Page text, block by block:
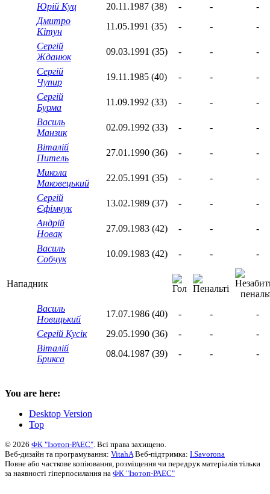
Юрій Куц
20.11.1987 (38) - -
-
Дмитро
Кітун
11.05.1991 (35) - -
-
Сергій
Жданюк
09.03.1991 (35) - -
-
Сергій
Чупир
19.11.1985 (40) - -
-
Сергій
Бурма
11.09.1992 (33) - -
-
Василь
Манзик
02.09.1992 (33) - -
-
Віталій
Питель
27.01.1990 (36) - -
-
Микола
Маковецький
22.05.1991 (35) - -
-
Сергій
Єфімчук
13.02.1989 (37) - -
-
Андрій
Новак
27.09.1983 (42) - -
-
Василь
Собчук
10.09.1983 (42) - - -
Нападник
Василь
Новицький
17.07.1986 (40) - -
-
Сергій Кусік
29.05.1990 (36) - -
-
Віталій
Брикса
08.04.1987 (39) - - -
You are here:
Desktop Version
Top
© 2026 ФК "Ізотоп-РАЕС" . Всі права захищено.
Веб-дизайн та програмування: VitahA Веб-підтримка: I.Savorona
Повне або часткове копіювання, розміщення чи передрук матеріалів тільки
за наявності гіперпосилання на ФК "Ізотоп-РАЕС"